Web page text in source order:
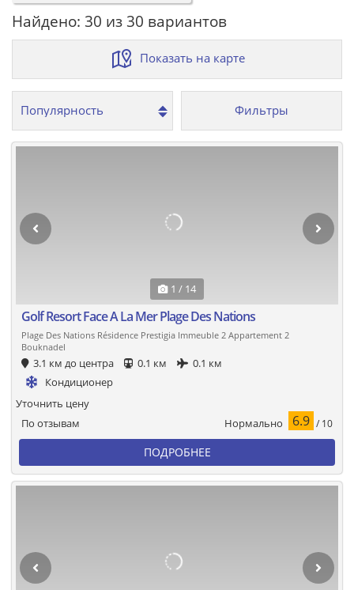
Найдено: 30 из 30 вариантов
Показать на карте
Фильтры
1 / 14
Golf Resort Face A La Mer Plage Des Nations
Plage Des Nations Résidence Prestigia Immeuble 2 Appartement 2
Bouknadel
3.1 км до центра 0.1 км
0.1 км
Кондиционер
По отзывам Нормально 6.9 / 10
Уточнить цену
ПОДРОБНЕЕ